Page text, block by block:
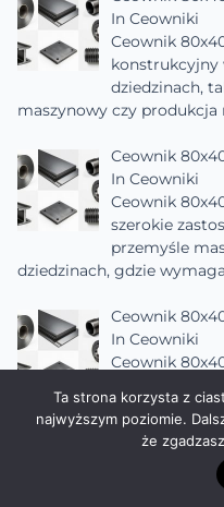
In Ceowniki
Ceownik
konstrukcyjny
dziedzinach,
maszynowy czy produkcja
Ceownik
In Ceowniki
Ceownik
szerokie
przemyśle
dziedzinach, gdzie
Ceownik
In Ceowniki
Ceownik
budownictwie,
innych dziedzinach, gdzie
Ceownik
Ta strona korzysta z
najwyższym poziomie.
że